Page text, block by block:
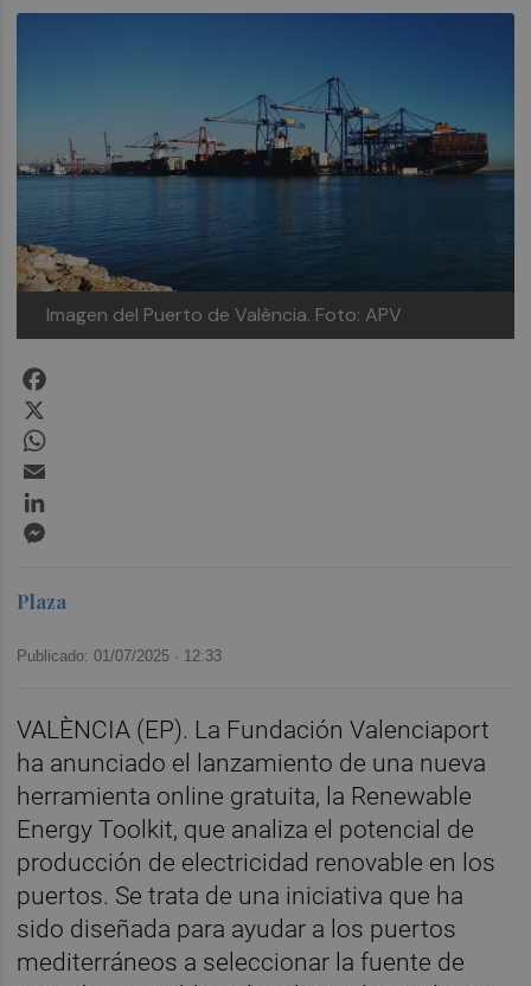
Imagen del Puerto de València. Foto: APV
Plaza
Publicado: 01/07/2025 · 12:33
VALÈNCIA (EP). La Fundación Valenciaport
ha anunciado el lanzamiento de una nueva
herramienta online gratuita, la Renewable
Energy Toolkit, que analiza el potencial de
producción de electricidad renovable en los
puertos. Se trata de una iniciativa que ha
sido diseñada para ayudar a los puertos
mediterráneos a seleccionar la fuente de